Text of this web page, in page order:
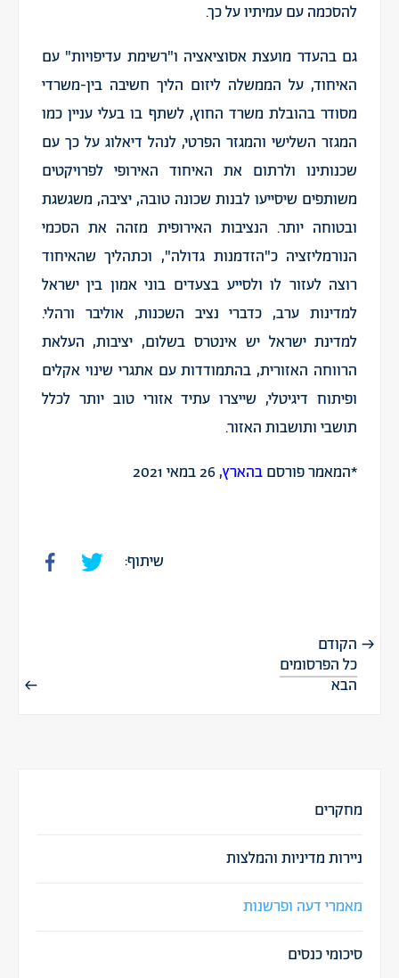
להסכמה עם עמיתיו על כך.
גם בהעדר מועצת אסוציאציה ו"רשימת עדיפויות" עם
האיחוד, על הממשלה ליזום הליך חשיבה בין-משרדי
מסודר בהובלת משרד החוץ, לשתף בו בעלי עניין כמו
המגזר השלישי והמגזר הפרטי, לנהל דיאלוג על כך עם
שכנותינו ולרתום את האיחוד האירופי לפרויקטים
משותפים שיסייעו לבנות שכונה טובה, יציבה, משגשגת
ובטוחה יותר. הנציבות האירופית מזהה את הסכמי
הנורמליזציה כ"הזדמנות גדולה", וכתהליך שהאיחוד
רוצה לעזור לו ולסייע בצעדים בוני אמון בין ישראל
למדינות ערב, כדברי נציב השכנות, אוליבר ורהלי.
למדינת ישראל יש אינטרס בשלום, יציבות, העלאת
הרווחה האזורית, בהתמודדות עם אתגרי שינוי אקלים
ופיתוח דיגיטלי, שייצרו עתיד אזורי טוב יותר לכלל
תושבי ותושבות האזור.
*המאמר פורסם בהארץ, 26 במאי 2021
שיתוף:
הקודם
כל הפרסומים
הבא
מחקרים
ניירות מדיניות והמלצות
מאמרי דעה ופרשנות
סיכומי כנסים